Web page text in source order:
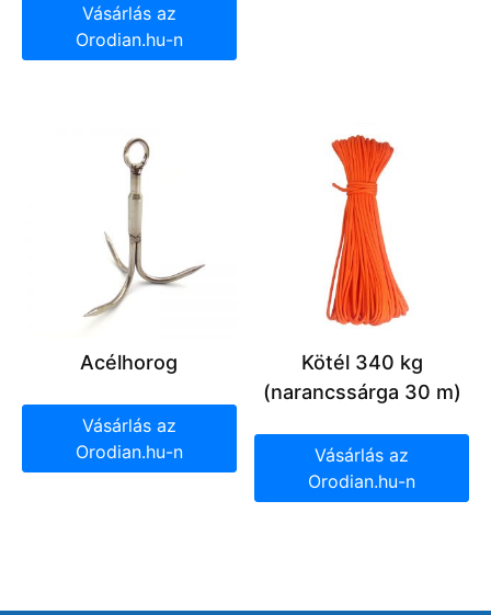
Vásárlás az
Orodian.hu-n
Acélhorog
Vásárlás az
Orodian.hu-n
Kötél 340 kg
(narancssárga 30 m)
Vásárlás az
Orodian.hu-n